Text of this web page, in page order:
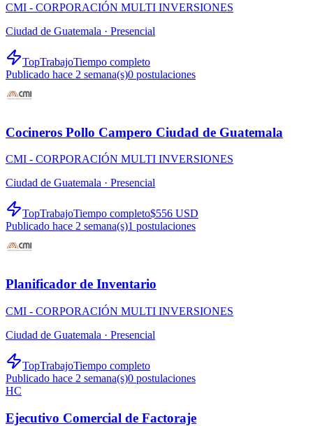
CMI - CORPORACIÓN MULTI INVERSIONES
Ciudad de Guatemala · Presencial
TopTrabajoTiempo completo
Publicado hace 2 semana(s)0 postulaciones
Cocineros Pollo Campero Ciudad de Guatemala
CMI - CORPORACIÓN MULTI INVERSIONES
Ciudad de Guatemala · Presencial
TopTrabajoTiempo completo$556 USD
Publicado hace 2 semana(s)1 postulaciones
Planificador de Inventario
CMI - CORPORACIÓN MULTI INVERSIONES
Ciudad de Guatemala · Presencial
TopTrabajoTiempo completo
Publicado hace 2 semana(s)0 postulaciones
HC
Ejecutivo Comercial de Factoraje